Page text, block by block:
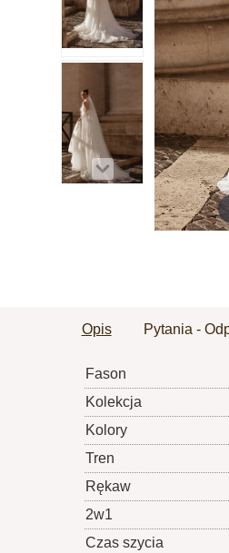
Opis Pytania -
Fason
Kolekcja
Kolory
Tren
Rękaw
2w1
Czas szycia